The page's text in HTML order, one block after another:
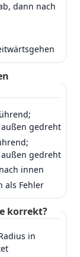
dann nach
gedreht
gedreht
innen
als Fehler
korrekt?
in